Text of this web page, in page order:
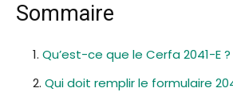
Sommaire
Qu’est-ce que le Cerfa 2041-E ?
Qui doit remplir le formulaire